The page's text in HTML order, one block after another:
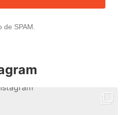
SPAM.